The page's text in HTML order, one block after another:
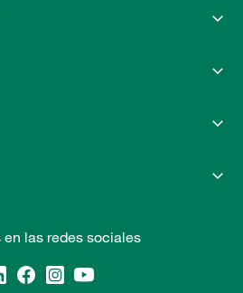
en las redes sociales